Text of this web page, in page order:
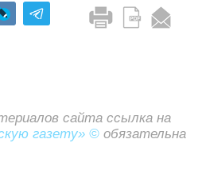
сайта ссылка на
газету» © обязательна